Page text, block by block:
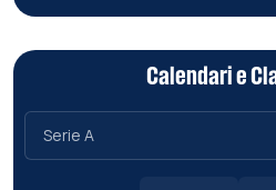
Calendari e